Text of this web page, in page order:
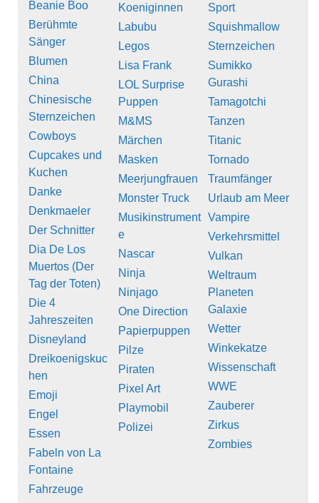
Beanie Boo
Berühmte
Sänger
Blumen
China
Chinesische
Sternzeichen
Cowboys
Cupcakes und
Kuchen
Danke
Denkmaeler
Der Schnitter
Dia De Los
Muertos (Der
Tag der Toten)
Die 4
Jahreszeiten
Disneyland
Dreikoenigskuc
hen
Emoji
Engel
Essen
Fabeln von La
Fontaine
Fahrzeuge
Koeniginnen
Labubu
Legos
Lisa Frank
LOL Surprise
Puppen
M&MS
Märchen
Masken
Meerjungfrauen
Monster Truck
Musikinstrument
e
Nascar
Ninja
Ninjago
One Direction
Papierpuppen
Pilze
Piraten
Pixel Art
Playmobil
Polizei
Sport
Squishmallow
Sternzeichen
Sumikko
Gurashi
Tamagotchi
Tanzen
Titanic
Tornado
Traumfänger
Urlaub am Meer
Vampire
Verkehrsmittel
Vulkan
Weltraum
Planeten
Galaxie
Wetter
Winkekatze
Wissenschaft
WWE
Zauberer
Zirkus
Zombies